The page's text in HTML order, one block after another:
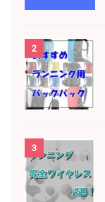
2
3